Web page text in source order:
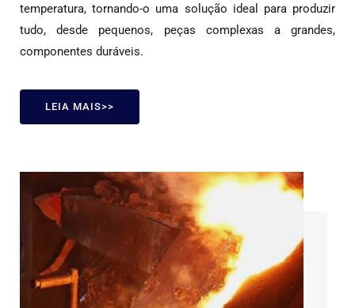
temperatura, tornando-o uma solução ideal para produzir
tudo, desde pequenos, peças complexas a grandes,
componentes duráveis.
LEIA MAIS>>